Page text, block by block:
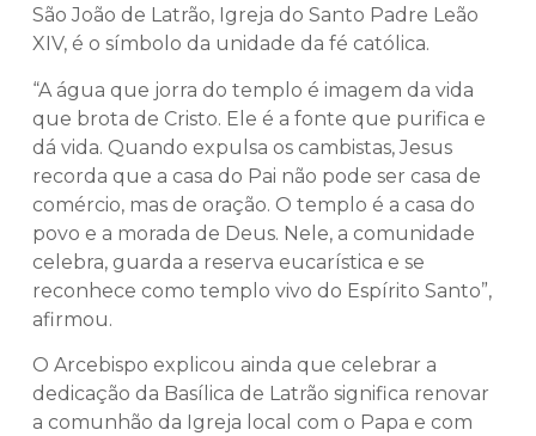
São João de Latrão, Igreja do Santo Padre Leão
XIV, é o símbolo da unidade da fé católica.
“A água que jorra do templo é imagem da vida
que brota de Cristo. Ele é a fonte que purifica e
dá vida. Quando expulsa os cambistas, Jesus
recorda que a casa do Pai não pode ser casa de
comércio, mas de oração. O templo é a casa do
povo e a morada de Deus. Nele, a comunidade
celebra, guarda a reserva eucarística e se
reconhece como templo vivo do Espírito Santo”,
afirmou.
O Arcebispo explicou ainda que celebrar a
dedicação da Basílica de Latrão significa renovar
a comunhão da Igreja local com o Papa e com